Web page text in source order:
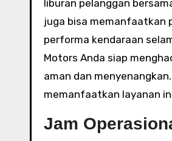
liburan pelanggan
juga bisa memanfaatkan
performa kendaraan
Motors Anda siap
aman dan
memanfaatkan layanan
Jam